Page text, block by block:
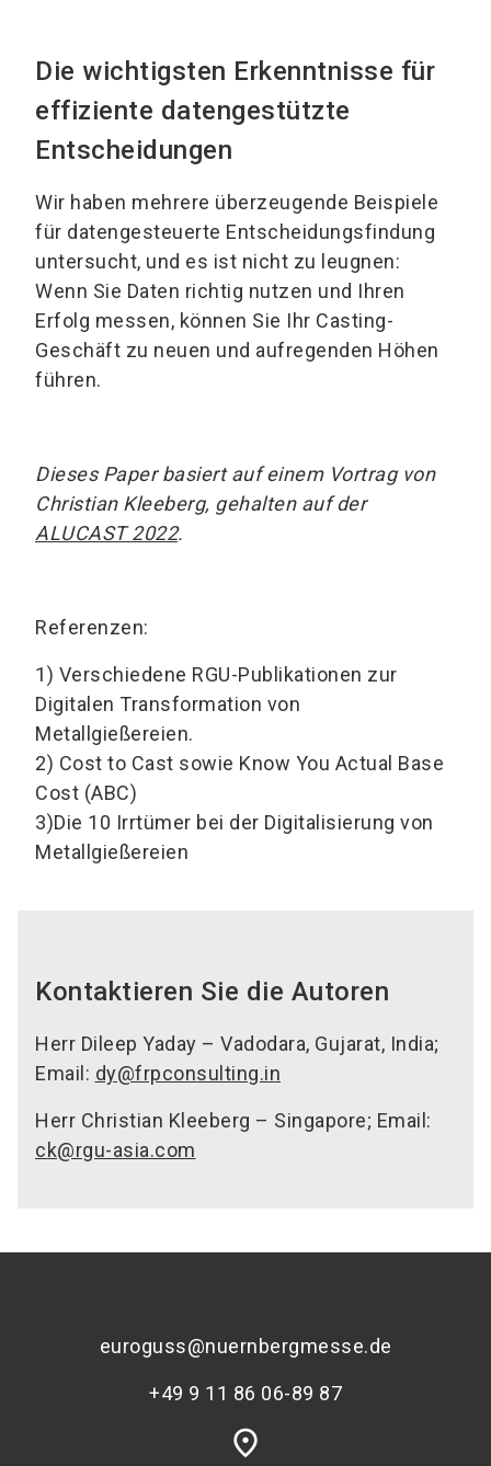
Die wichtigsten Erkenntnisse für
effiziente datengestützte
Entscheidungen
Wir haben mehrere überzeugende Beispiele
für datengesteuerte Entscheidungsfindung
untersucht, und es ist nicht zu leugnen:
Wenn Sie Daten richtig nutzen und Ihren
Erfolg messen, können Sie Ihr Casting-
Geschäft zu neuen und aufregenden Höhen
führen.
Dieses Paper basiert auf einem Vortrag von
Christian Kleeberg, gehalten auf der
ALUCAST 2022.
Referenzen:
1) Verschiedene RGU-Publikationen zur
Digitalen Transformation von
Metallgießereien.
2) Cost to Cast sowie Know You Actual Base
Cost (ABC)
3)Die 10 Irrtümer bei der Digitalisierung von
Metallgießereien
Kontaktieren Sie die Autoren
Herr Dileep Yaday – Vadodara, Gujarat, India;
Email: dy@frpconsulting.in
Herr Christian Kleeberg – Singapore; Email:
ck@rgu-asia.com
euroguss@nuernbergmesse.de
+49 9 11 86 06-89 87
place